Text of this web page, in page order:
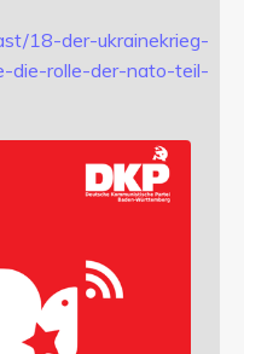
18-der-ukrainekrieg-
die-rolle-der-nato-teil-